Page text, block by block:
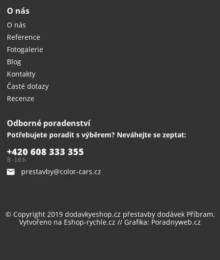
O nás
O nás
Reference
Fotogalerie
Blog
Kontakty
Časté dotazy
Recenze
Odborné poradenství
Potřebujete poradit s výběrem? Neváhejte se zeptat:
+420 608 333 355
8 -16 h
prestavby@color-cars.cz
© Copyright 2019 dodavkyeshop.cz přestavby dodávekPříbram.
Vytvořeno na Eshop-rychle.cz // Grafika: Poradnyweb.cz